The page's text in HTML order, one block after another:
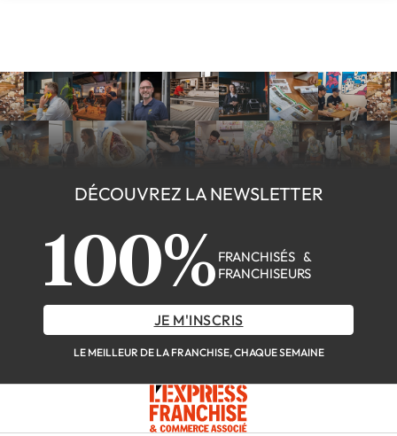
DÉCOUVREZ LA NEWSLETTER
100% FRANCHISÉS &
FRANCHISEURS
JE M'INSCRIS
LE MEILLEUR DE LA FRANCHISE, CHAQUE SEMAINE